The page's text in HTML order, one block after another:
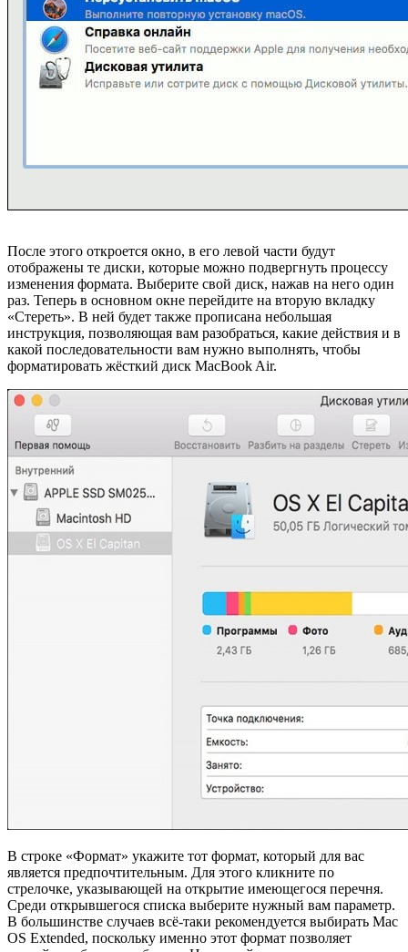
После этого откроется окно, в его левой части будут
отображены те диски, которые можно подвергнуть процессу
изменения формата. Выберите свой диск, нажав на него один
раз. Теперь в основном окне перейдите на вторую вкладку
«Стереть». В ней будет также прописана небольшая
инструкция, позволяющая вам разобраться, какие действия и в
какой последовательности вам нужно выполнять, чтобы
форматировать жёсткий диск MacBook Air.
В строке «Формат» укажите тот формат, который для вас
является предпочтительным. Для этого кликните по
стрелочке, указывающей на открытие имеющегося перечня.
Среди открывшегося списка выберите нужный вам параметр.
В большинстве случаев всё-таки рекомендуется выбирать Mac
OS Extended, поскольку именно этот формат позволяет